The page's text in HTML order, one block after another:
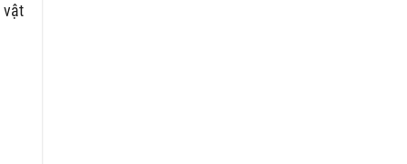
vật